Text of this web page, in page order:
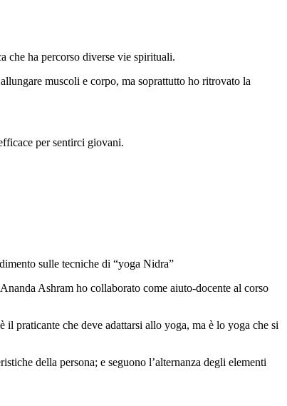
che ha percorso diverse vie spirituali.
muscoli e corpo, ma soprattutto ho ritrovato la
per sentirci giovani.
sulle tecniche di “yoga Nidra”
Ashram ho collaborato come aiuto-docente al corso
praticante che deve adattarsi allo yoga, ma è lo yoga che si
della persona; e seguono l’alternanza degli elementi